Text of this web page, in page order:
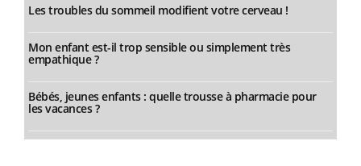
Les troubles du sommeil modifient votre cerveau !
Mon enfant est-il trop sensible ou simplement très
empathique ?
Bébés, jeunes enfants : quelle trousse à pharmacie pour
les vacances ?